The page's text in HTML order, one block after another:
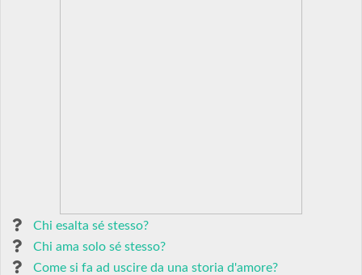
Chi esalta sé stesso?
Chi ama solo sé stesso?
Come si fa ad uscire da una storia d'amore?